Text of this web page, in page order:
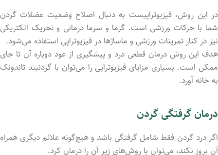
در این روش، فیزیوتراپیست به دنبال اصلاح وضعیت عضلات گردن
شما با حرکات ورزشی است. گرما و سرما درمانی و تحریک الکتریکی
نیز در کنار تمرینات ورزشی و ماساژها در فیزیوتراپی استفاده می‌شود.
هدف این روش درمان قطعی درد و پیشگیری از عود دوباره آن تا جای
ممکن است. بسیاری مزایای فیزیوتراپی را می‌توان با گردنبند تاندونک
به خانه آورد.
درمان گرفتگی گردن
اگر درد گردن فقط شامل گرفتگی باشد و هیچ‌گونه علائم دیگری همراه
آن بروز نکند، می‌توان با روش‌های زیر آن را درمان کرد.